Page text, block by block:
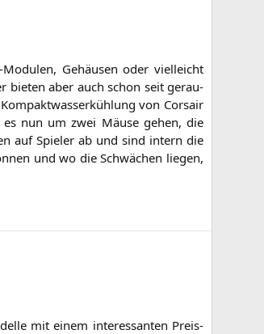
Gehäu­sen oder viel­leicht
bie­ten aber auch schon seit gerau­
von Cor­sair
nun um zwei Mäu­se gehen, die
auf Spie­ler ab und sind intern die
und wo die Schwä­chen lie­gen,
mit einem inter­es­san­ten Preis-